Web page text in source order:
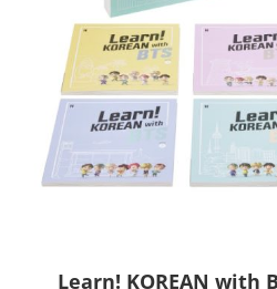
Learn! KOREAN with